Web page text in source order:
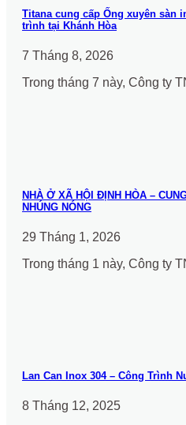
Titana cung cấp Ống xuyên sàn
trình tại Khánh Hòa
7 Tháng 8, 2026
Trong tháng 7 này, Công ty
NHÀ Ở XÃ HỘI ĐỊNH HÒA –
NHÚNG NÓNG
29 Tháng 1, 2026
Trong tháng 1 này, Công ty
Lan Can Inox 304 – Công Trình
8 Tháng 12, 2025